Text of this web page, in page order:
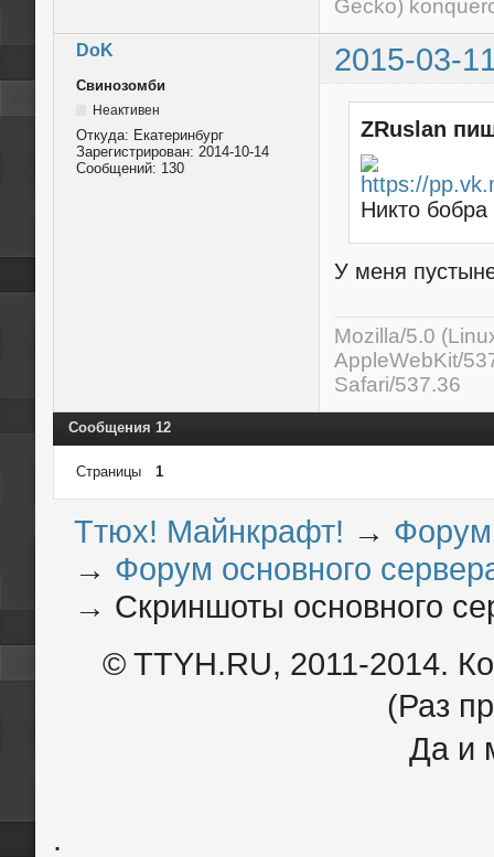
Gecko)
DoK 2015-03-
Свинозомби
Неактивен
Откуда: Екатеринбург
Зарегистрирован: 2014-10-14
Сообщений: 130
ZRuslan
Никто
У меня
Mozilla/5.0
AppleWebKit/
Safari/537.36
Сообщения 12
Страницы 1
Ттюх! Майнкрафт! → Форум
→ Форум основного
→ Скриншоты основного
© TTYH.RU, 2011-2014.
(Раз
Да и
.